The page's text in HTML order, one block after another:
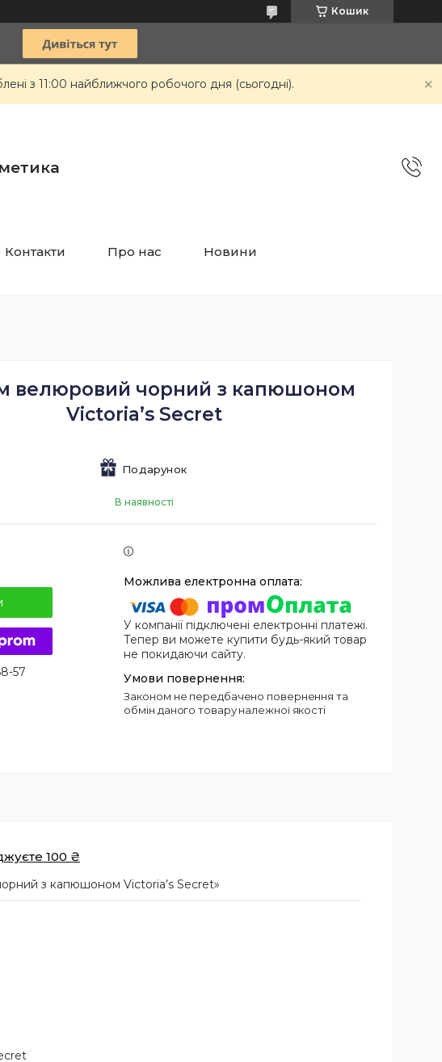
Кошик
з 11:00 найближчого робочого дня (сьогодні).
Контакти Про нас Новини
велюровий чорний з капюшоном
Victoria’s Secret
Подарунок
В наявності
57
У компанії підключені електронні платежі.
Тепер ви можете купити будь-який товар
не покидаючи сайту.
Законом не передбачено повернення та
обмін даного товару належної якості
100 ₴
з капюшоном Victoria’s Secret»